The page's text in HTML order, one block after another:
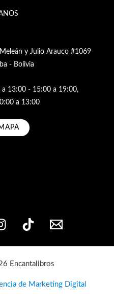
y Julio Arauco #1069
- Bolivia
a 13:00 - 15:00 a 19:00,
a 13:00
Encantalibros
de Marketing Digital